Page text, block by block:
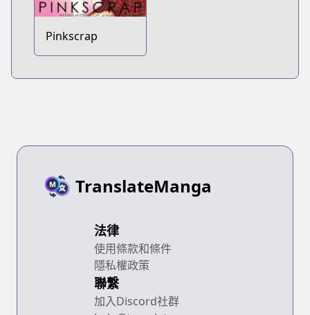
Pinkscrap
TranslateManga
法律
使用條款和條件
隱私權政策
聯繫
加入Discord社群